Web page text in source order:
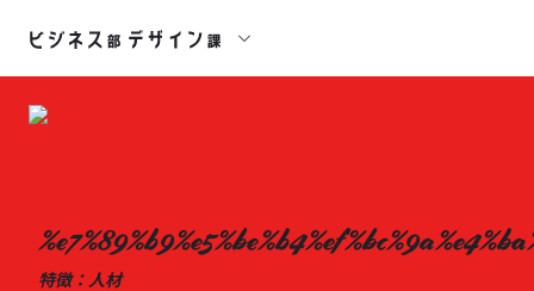
特徴：人材